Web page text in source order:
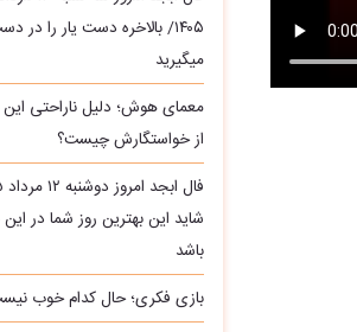
۱۴۰۵/ بالاخره دست یار را در
میگیرید
معمای هوش؛ دلیل ناراحتی این
از خواستگارش چیست؟
شاید این بهترین روز شما در این
باشد
بازی فکری؛ حال کدام خوب